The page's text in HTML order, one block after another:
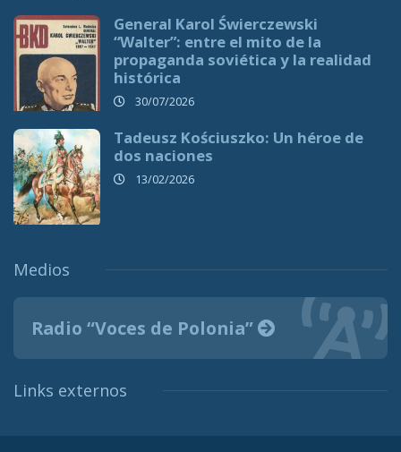
General Karol Świerczewski
“Walter”: entre el mito de la
propaganda soviética y la realidad
histórica
30/07/2026
Tadeusz Kościuszko: Un héroe de
dos naciones
13/02/2026
Medios
Radio “Voces de Polonia”
Links externos